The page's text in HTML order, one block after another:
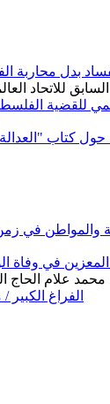
بدل محاربة
للقضية
والمواطن في
في وفاة
الفراغ